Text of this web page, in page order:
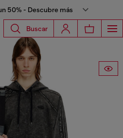
50% - Descubre más
Buscar